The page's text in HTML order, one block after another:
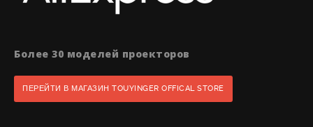
Более 30 моделей проекторов
ПЕРЕЙТИ В МАГАЗИН TOUYINGER OFFICAL STORE